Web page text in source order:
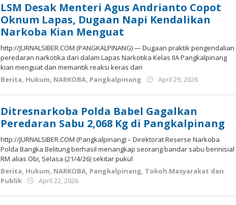
LSM Desak Menteri Agus Andrianto Copot
Oknum Lapas, Dugaan Napi Kendalikan
Narkoba Kian Menguat
http://JURNALSIBER.COM (PANGKALPINANG) — Dugaan praktik pengendalian
peredaran narkotika dari dalam Lapas Narkotika Kelas IIA Pangkalpinang
kian menguat dan memantik reaksi keras dari
Berita, Hukum, NARKOBA, Pangkalpinang April 29, 2026
Ditresnarkoba Polda Babel Gagalkan
Peredaran Sabu 2,068 Kg di Pangkalpinang
http://JURNALSIBER.COM (Pangkalpinang) – Direktorat Reserse Narkoba
Polda Bangka Belitung berhasil menangkap seorang bandar sabu berinisial
RM alias Obi, Selasa (21/4/26) sekitar pukul
Berita, Hukum, NARKOBA, Pangkalpinang, Tokoh Masyarakat dan
Publik
April 22, 2026